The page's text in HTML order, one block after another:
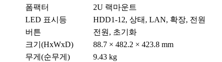
폼팩터
2U 랙마운트
LED 표시등
HDD1-12, 상태, LAN, 확장, 전원
버튼
전원, 초기화
크기(HxWxD)
88.7 × 482.2 × 423.8 mm
무게(순무게)
9.43 kg